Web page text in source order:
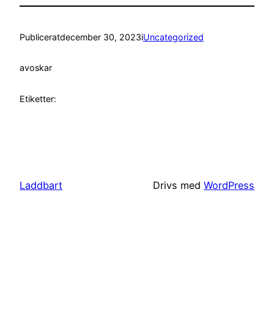
Publiceratdecember 30, 2023iUncategorized
avoskar
Etiketter:
Laddbart Drivs med WordPress